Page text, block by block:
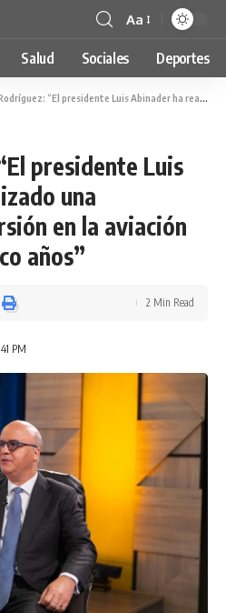
Aa
Salud Sociales Deportes
“El presidente Luis Abinader ha realizado una importante inversión en la aviación civil en estos cinco años”
presidente Luis
una
en la aviación
años”
PM
2 Min Read